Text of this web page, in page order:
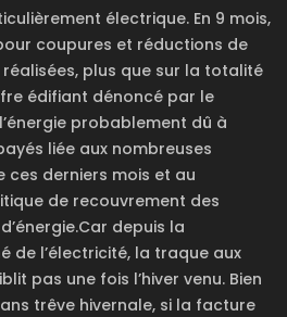
électrique. En 9 mois,
coupures et réductions de
plus que sur la totalité
édifiant dénoncé par le
probablement dû à
liée aux nombreuses
ces derniers mois et au
de recouvrement des
depuis la
de l’électricité, la traque aux
pas une fois l’hiver venu. Bien
trêve hivernale, si la facture